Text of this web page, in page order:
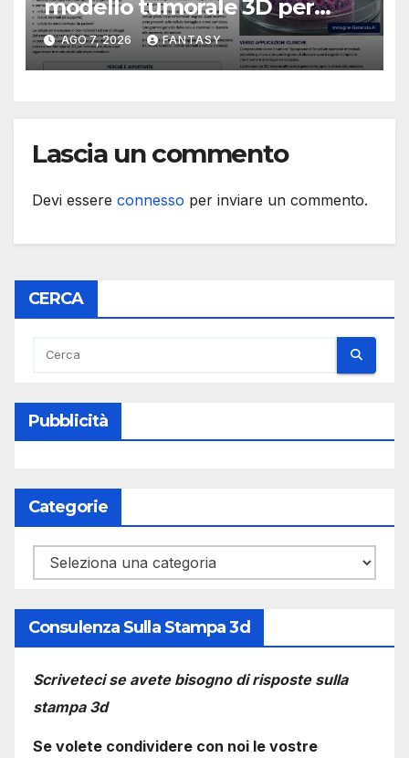
modello tumorale 3D per
studiare il dialogo tra cancro
e cellule staminali
AGO 7, 2026 FANTASY
Lascia un commento
Devi essere connesso per inviare un commento.
CERCA
Pubblicità
Categorie
Categorie
Consulenza Sulla Stampa 3d
Scriveteci se avete bisogno di risposte sulla
stampa 3d
Se volete condividere con noi le vostre